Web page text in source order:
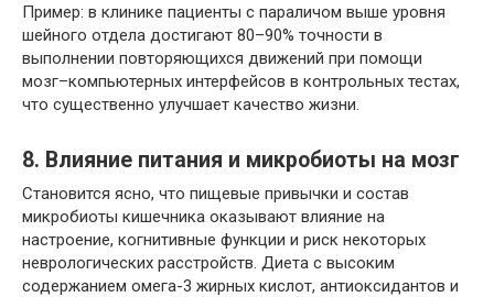
Пример: в клинике пациенты с параличом выше уровня
шейного отдела достигают 80–90% точности в
выполнении повторяющихся движений при помощи
мозг–компьютерных интерфейсов в контрольных тестах,
что существенно улучшает качество жизни.
8. Влияние питания и микробиоты на мозг
Становится ясно, что пищевые привычки и состав
микробиоты кишечника оказывают влияние на
настроение, когнитивные функции и риск некоторых
неврологических расстройств. Диета с высоким
содержанием омега-3 жирных кислот, антиоксидантов и